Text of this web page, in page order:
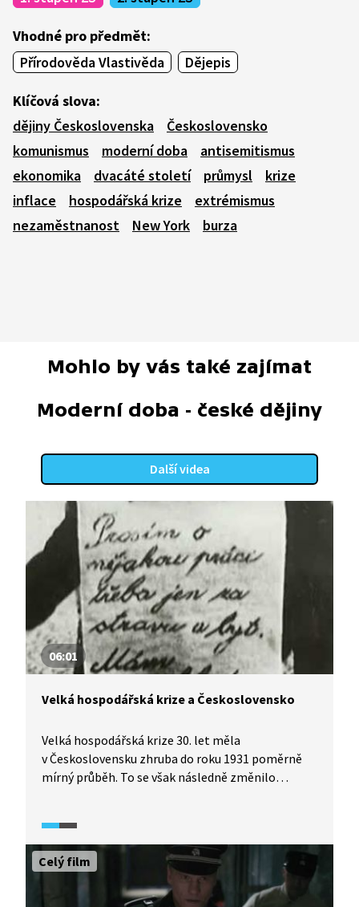
Vhodné pro předmět:
Přírodověda Vlastivěda
Dějepis
Klíčová slova:
dějiny Československa
Československo
komunismus
moderní doba
antisemitismus
ekonomika
dvacáté století průmysl
krize
inflace
hospodářská krize
extrémismus
nezaměstnanost
New York burza
Mohlo by vás také zajímat
Moderní doba - české dějiny
Další videa
06:01
Velká hospodářská krize a Československo
Velká hospodářská krize 30. let měla
v Československu zhruba do roku 1931 poměrně
mírný průběh. To se však následně změnilo
sociálních opatření, jako byly např. tzv.
žebračenky, bezplatné příděly potravin
pro nejpotřebnější. Hospodářská krize a nástup
Hitlera k moci v Německu v roce 1933 zásadně
Celý film